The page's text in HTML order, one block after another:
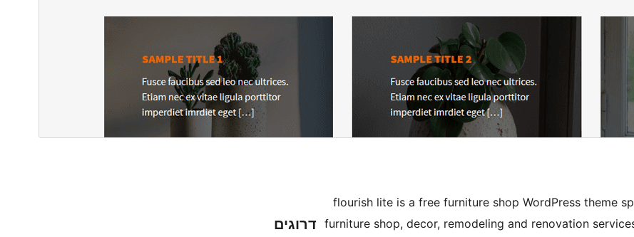
flourish lite is a free furniture shop WordPress theme
furniture shop, decor, remodeling and renovation דרוגים